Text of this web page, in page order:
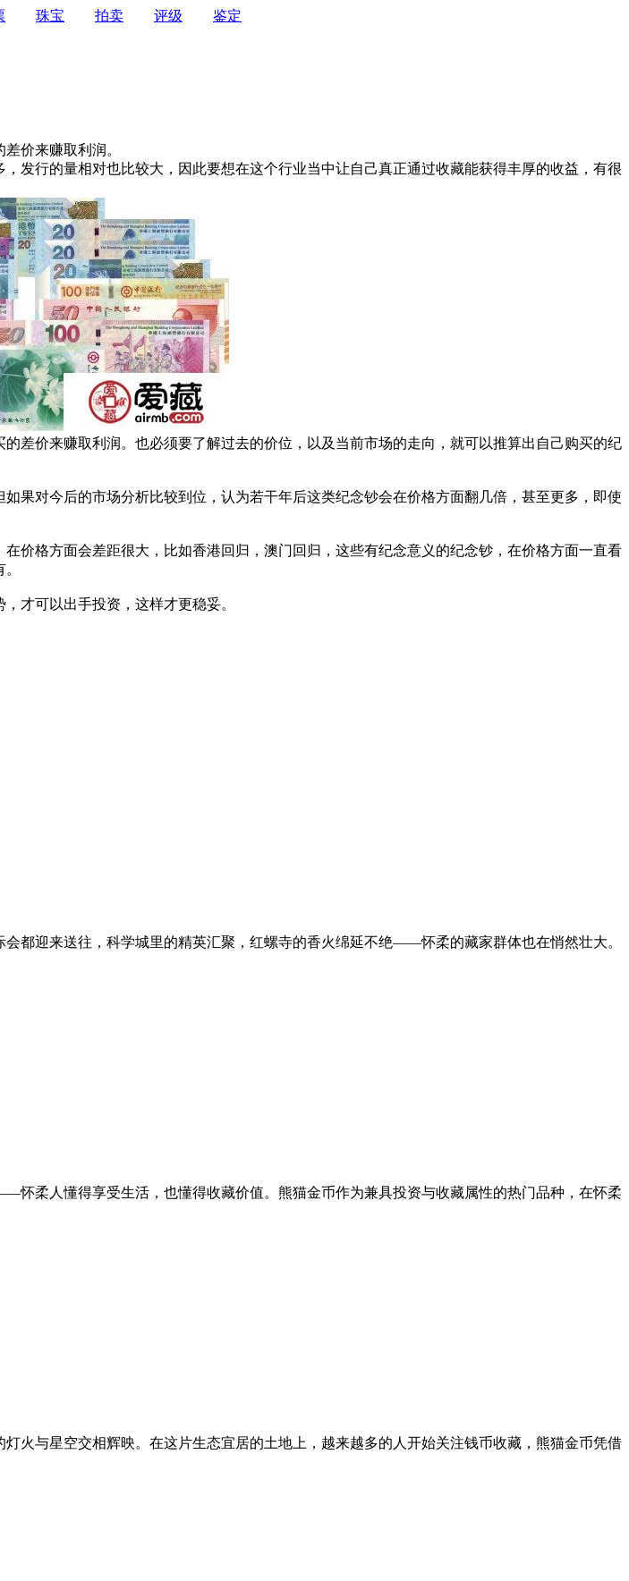
珠宝 拍卖 评级
鉴定
价来赚取利润。
，发行的量相对也比较大，因此要想在这个行业当中让自己真正通过收藏能获得丰厚的收益，有很
差价来赚取利润。也必须要了解过去的价位，以及当前市场的走向，就可以推算出自己购买的纪
果对今后的市场分析比较到位，认为若干年后这类纪念钞会在价格方面翻几倍，甚至更多，即使
价格方面会差距很大，比如香港回归，澳门回归，这些有纪念意义的纪念钞，在价格方面一直看
才可以出手投资，这样才更稳妥。
都迎来送往，科学城里的精英汇聚，红螺寺的香火绵延不绝——怀柔的藏家群体也在悄然壮大。
柔人懂得享受生活，也懂得收藏价值。熊猫金币作为兼具投资与收藏属性的热门品种，在怀柔
火与星空交相辉映。在这片生态宜居的土地上，越来越多的人开始关注钱币收藏，熊猫金币凭借